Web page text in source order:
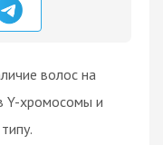
волос на
Y-хромосомы и